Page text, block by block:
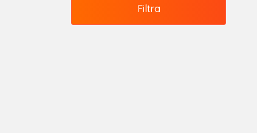
Filtra